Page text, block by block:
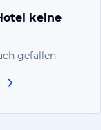
keine
gefallen